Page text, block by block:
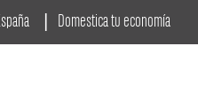
Domestica tu economía